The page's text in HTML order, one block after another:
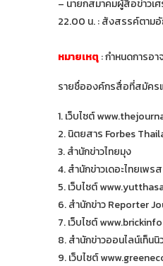
– นายกสมาคมผู้สื่อข่าวเ
22.00 น. : สังสรรค์ตาม
หมายเหตุ: กำหนดการอ
รายชื่อองค์กรสื่อที่สมัครแ
1. เว็บไซต์
2. นิตยสาร Forbes
3. สำนักข่าวไทยมุง
4. สำนักข่าวเดอะไทยเพรส
5. เว็บไซต์
6. สำนักข่าว Reporter
7. เว็บไซต์
8. สำนักข่าวออนไลน์เท็น
9. เว็บไซต์